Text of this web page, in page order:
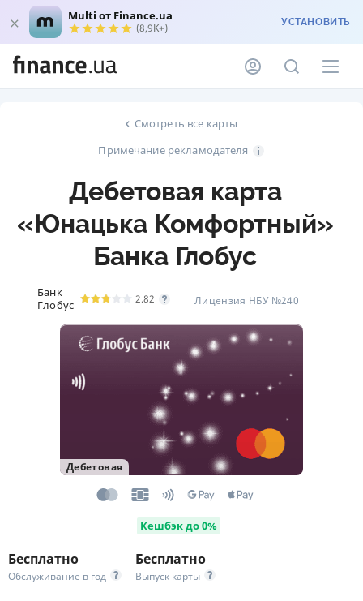
Multi от Finance.ua
(8,9K+) УСТАНОВИТЬ
Смотреть все карты
Примечание рекламодателя
Дебетовая карта
«Юнацька Комфортный»
Банка Глобус
Банк
Глобус
2.82 Лицензия НБУ №240
Дебетовая
Кешбэк до 0%
Бесплатно
Обслуживание в год
Бесплатно
Выпуск карты